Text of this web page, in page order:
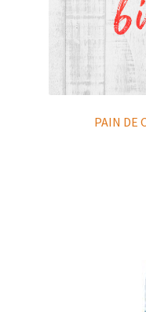
PAIN DE